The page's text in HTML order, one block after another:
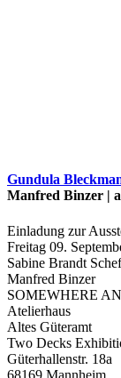
Harald
Gundula
Manfred Binzer |
Einladung zur
Freitag 09.
Sabine Brandt
Manfred Binzer
SOMEWHERE
Atelierhaus
Altes Güteramt
Two Decks
Güterhallenstr. 18a
68169 Mannheim